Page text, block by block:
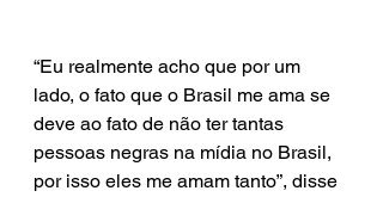
“Eu realmente acho que por um
lado, o fato que o Brasil me ama se
deve ao fato de não ter tantas
pessoas negras na mídia no Brasil,
por isso eles me amam tanto”, disse